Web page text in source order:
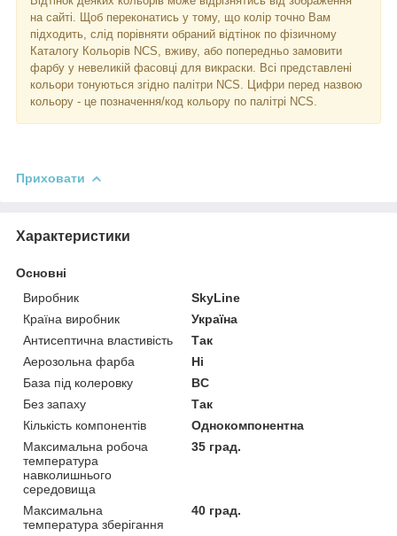
на сайті. Щоб переконатись у тому, що колір точно Вам
підходить, слід порівняти обраний відтінок по фізичному
Каталогу Кольорів NCS, вживу, або попередньо замовити
фарбу у невеликій фасовці для викраски. Всі представлені
кольори тонуються згідно палітри NCS. Цифри перед назвою
кольору - це позначення/код кольору по палітрі NCS.
Приховати
Характеристики
Основні
Виробник
SkyLine
Країна виробник
Україна
Антисептична властивість
Так
Аерозольна фарба
Ні
База під колеровку
BC
Без запаху
Так
Кількість компонентів
Однокомпонентна
Максимальна робоча
температура
навколишнього
середовища
35 град.
Максимальна
температура зберігання
40 град.